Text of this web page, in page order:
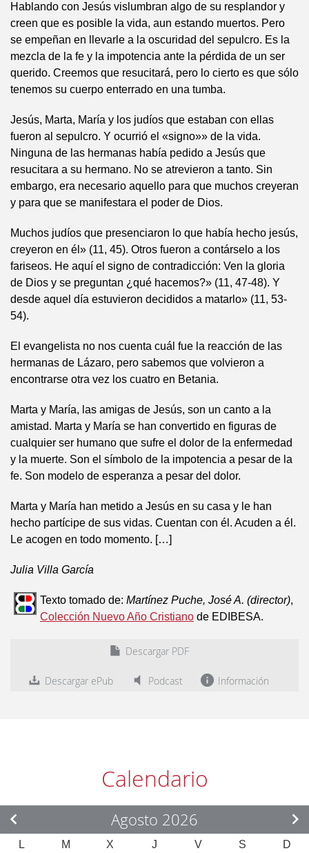
Hablando con Jesús vislumbran algo de su resplandor y
creen que es posible la vida, aun estando muertos. Pero
se empeñan en llevarle a la oscuridad del sepulcro. Es la
mezcla de la fe y la impotencia ante la pérdida de un ser
querido. Creemos que resucitará, pero lo cierto es que sólo
tenemos su cuerpo enterrado en una tumba.
Jesús, Marta, María y los judíos que estaban con ellas
fueron al sepulcro. Y ocurrió el «signo»» de la vida.
Ninguna de las hermanas había pedido a Jesús que
resucitara a su hermano. No se atrevieron a tanto. Sin
embargo, era necesario aquello para que muchos creyeran
y para que se manifestara el poder de Dios.
Muchos judíos que presenciaron lo que había hecho jesús,
creyeron en él» (11, 45). Otros fueron a contárselo a los
fariseos. He aquí el signo de contradicción: Ven la gloria
de Dios y se preguntan ¿qué hacemos?» (11, 47-48). Y
desde aquel día estuvieron decididos a matarlo» (11, 53-
54).
El evangelista no nos cuenta cuál fue la reacción de las
hermanas de Lázaro, pero sabemos que volvieron a
encontrarse otra vez los cuatro en Betania.
Marta y María, las amigas de Jesús, son un canto a la
amistad. Marta y María se han convertido en figuras de
cualquier ser humano que sufre el dolor de la enfermedad
y la muerte. Son el símbolo de la impotencia a pesar de la
fe. Son modelo de esperanza a pesar del dolor.
Marta y María han metido a Jesús en su casa y le han
hecho partícipe de sus vidas. Cuentan con él. Acuden a él.
Le acogen en todo momento. […]
Julia Villa García
Texto tomado de: Martínez Puche, José A. (director),
Colección Nuevo Año Cristiano de EDIBESA.
Descargar PDF
Descargar ePub Podcast Información
Calendario
Agosto 2026
L M X J V S D